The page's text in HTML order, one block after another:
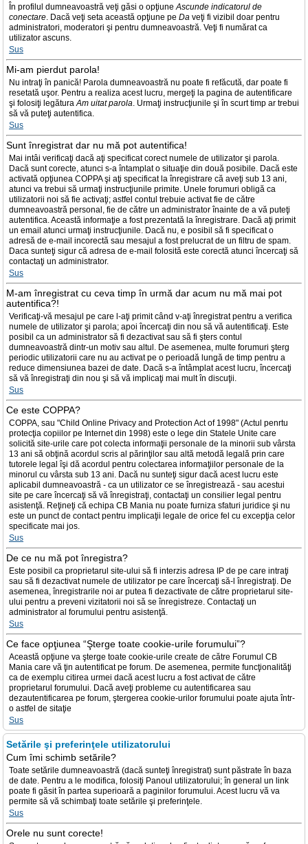
În profilul dumneavoastră veţi găsi o opţiuneAscunde indicatorul de
conectare. Dacă veţi seta această opţiune pe Da veţi fi vizibil doar pentru
administratori, moderatori şi pentru dumneavoastră. Veţi fi numărat ca
utilizator ascuns.
Sus
Mi-am pierdut parola!
Nu intraţi în panică! Parola dumneavoastră nu poate fi refăcută, dar poate fi
resetată uşor. Pentru a realiza acest lucru, mergeţi la pagina de autentificare
şi folosiţi legăturaAm uitat parola. Urmaţi instrucţiunile şi în scurt timp ar trebui
să vă puteţi autentifica.
Sus
Sunt înregistrat dar nu mă pot autentifica!
Mai intâi verificaţi dacă aţi specificat corect numele de utilizator şi parola.
Dacă sunt corecte, atunci s-a întamplat o situaţie din două posibile. Dacă este
activată opţiunea COPPA şi aţi specificat la înregistrare că aveţi sub 13 ani,
atunci va trebui să urmaţi instrucţiunile primite. Unele forumuri obligă ca
utilizatorii noi să fie activaţi; astfel contul trebuie activat fie de către
dumneavoastră personal, fie de către un administrator înainte de a vă puteţi
autentifica. Această informaţie a fost prezentată la înregistrare. Dacă aţi primit
un email atunci urmaţi instrucţiunile. Dacă nu, e posibil să fi specificat o
adresă de e-mail incorectă sau mesajul a fost prelucrat de un filtru de spam.
Daca sunteţi sigur că adresa de e-mail folosită este corectă atunci încercaţi să
contactaţi un administrator.
Sus
M-am înregistrat cu ceva timp în urmă dar acum nu mă mai pot
autentifica?!
Verificaţi-vă mesajul pe care l-aţi primit când v-aţi înregistrat pentru a verifica
numele de utilizator şi parola; apoi încercaţi din nou să vă autentificaţi. Este
posibil ca un administrator să fi dezactivat sau să fi şters contul
dumneavoastră dintr-un motiv sau altul. De asemenea, multe forumuri şterg
periodic utilizatorii care nu au activat pe o perioadă lungă de timp pentru a
reduce dimensiunea bazei de date. Dacă s-a întâmplat acest lucru, încercaţi
să vă înregistraţi din nou şi să vă implicaţi mai mult în discuţii.
Sus
Ce este COPPA?
COPPA, sau "Child Online Privacy and Protection Act of 1998" (Actul penrtu
protecţia copiilor pe Internet din 1998) este o lege din Statele Unite care
solicită site-urile care pot colecta informaţii personale de la minorii sub vârsta
13 ani să obţină acordul scris al părinţilor sau altă metodă legală prin care
tutorele legal îşi dă acordul pentru colectarea informaţiilor personale de la
minorul cu vârsta sub 13 ani. Dacă nu sunteţi sigur dacă acest lucru este
aplicabil dumneavoastră - ca un utilizator ce se înregistrează - sau acestui
site pe care încercaţi să vă înregistraţi, contactaţi un consilier legal pentru
asistenţă. Reţineţi că echipa CB Mania nu poate furniza sfaturi juridice şi nu
este un punct de contact pentru implicaţii legale de orice fel cu excepţia celor
specificate mai jos.
Sus
De ce nu mă pot înregistra?
Este posibil ca proprietarul site-ului să fi interzis adresa IP de pe care intraţi
sau să fi dezactivat numele de utilizator pe care încercaţi să-l înregistraţi. De
asemenea, înregistrarile noi ar putea fi dezactivate de către proprietarul site-
ului pentru a preveni vizitatorii noi să se înregistreze. Contactaţi un
administrator al forumului pentru asistenţă.
Sus
Ce face opţiunea “Şterge toate cookie-urile forumului”?
Această opţiune va şterge toate cookie-urile create de către Forumul CB
Mania care vă ţin autentificat pe forum. De asemenea, permite funcţionalităţi
ca de exemplu citirea urmei dacă acest lucru a fost activat de către
proprietarul forumului. Dacă aveţi probleme cu autentificarea sau
dezautentificarea pe forum, ştergerea cookie-urilor forumului poate ajuta într-
o astfel de sitaţie
Sus
Setările şi preferinţele utilizatorului
Cum îmi schimb setările?
Toate setările dumneavoastră (dacă sunteţi înregistrat) sunt păstrate în baza
de date. Pentru a le modifica, folosiţi Panoul utilizatorului; în general un link
poate fi găsit în partea superioară a paginilor forumului. Acest lucru vă va
permite să vă schimbaţi toate setările şi preferinţele.
Sus
Orele nu sunt corecte!